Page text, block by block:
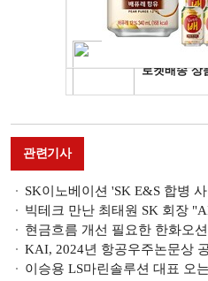
관련기사
SK이노베이션 'SK E&S 합병
빅테크 만난 최태원 SK 회장
현금흐름 개선 필요한 한화오션,
KAI, 2024년 항공우주논문상
이승용 LS마린솔루션 대표 오는